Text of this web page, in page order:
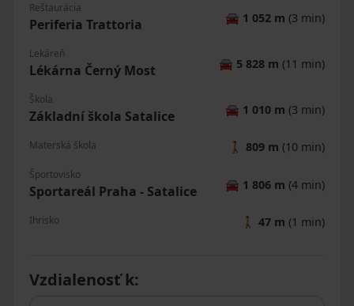
Reštaurácia
Periferia Trattoria 🚘 1 052 m (3 min)
Lekáreň
Lékárna Černý Most 🚘 5 828 m (11 min)
Škola
Základní škola Satalice 🚘 1 010 m (3 min)
Materská škola 🚶 809 m (10 min)
Športovisko
Sportareál Praha - Satalice 🚘 1 806 m (4 min)
Ihrisko 🚶 47 m (1 min)
Vzdialenosť k: